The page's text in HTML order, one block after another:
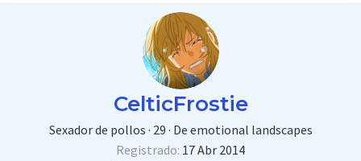
CelticFrostie
Sexador de pollos · 29 · De emotional landscapes
Registrado 17 Abr 2014